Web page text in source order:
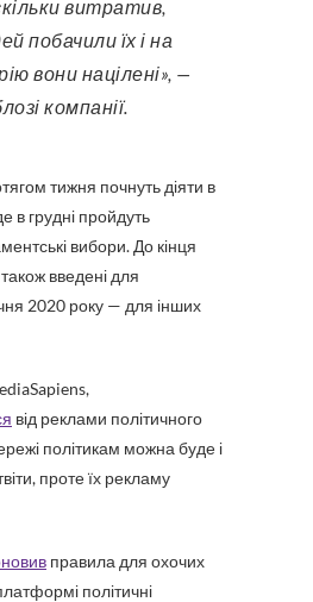
витратив,
побачили їх і на
вони націлені», —
компанії.
тижня почнуть діяти в
в грудні пройдуть
вибори. До кінця
введені для
2020 року — для інших
від реклами політичного
політикам можна буде і
проте їх рекламу
правила для охочих
політичні